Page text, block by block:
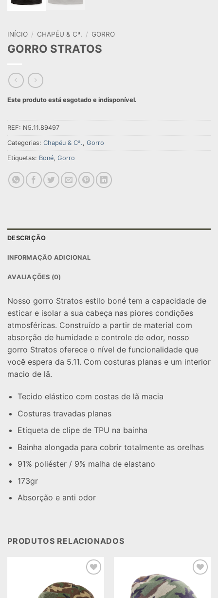
INÍCIO / CHAPÉU & Cª. / GORRO
GORRO STRATOS
Este produto está esgotado e indisponível.
REF: N5.11.89497
Categorias: Chapéu & Cª., Gorro
Etiquetas: Boné, Gorro
DESCRIÇÃO
INFORMAÇÃO ADICIONAL
AVALIAÇÕES (0)
Nosso gorro Stratos estilo boné tem a capacidade de
esticar e isolar a sua cabeça nas piores condições
atmosféricas. Construído a partir de material com
absorção de humidade e controle de odor, nosso
gorro Stratos oferece o nível de funcionalidade que
você espera da 5.11. Com costuras planas e um interior
macio de lã.
Tecido elástico com costas de lã macia
Costuras travadas planas
Etiqueta de clipe de TPU na bainha
Bainha alongada para cobrir totalmente as orelhas
91% poliéster / 9% malha de elastano
173gr
Absorção e anti odor
PRODUTOS RELACIONADOS
wishlist
wishlist